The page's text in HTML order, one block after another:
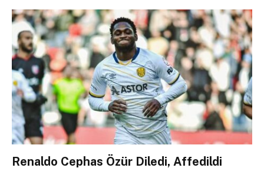
Renaldo Cephas Özür Diledi, Affedildi